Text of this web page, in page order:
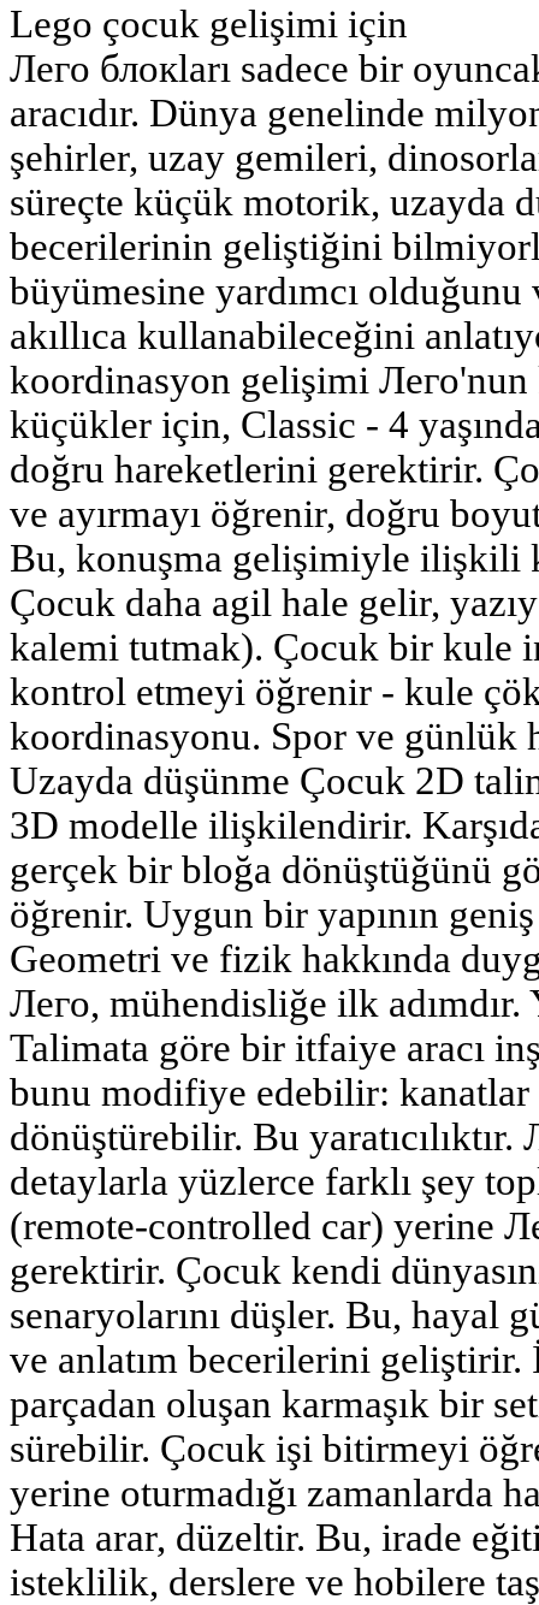
Lego çocuk gelişimi için
Лего блокları sadece bir
aracıdır. Dünya genelinde
şehirler, uzay gemileri,
süreçte küçük motorik, uzayda
becerilerinin geliştiğini
büyümesine yardımcı olduğunu
akıllıca kullanabileceğini
koordinasyon gelişimi
küçükler için, Classic - 4
doğru hareketlerini gerektirir.
ve ayırmayı öğrenir, doğru
Bu, konuşma gelişimiyle ilişkili
Çocuk daha agil hale gelir,
kalemi tutmak). Çocuk bir kule
kontrol etmeyi öğrenir - kule
koordinasyonu. Spor ve günlük
Uzayda düşünme Çocuk 2D
3D modelle ilişkilendirir.
gerçek bir bloğa dönüştüğünü
öğrenir. Uygun bir yapının
Geometri ve fizik hakkında
Лего, mühendisliğe ilk adımdır.
Talimata göre bir itfaiye aracı
bunu modifiye edebilir:
dönüştürebilir. Bu yaratıcılıktır.
detaylarla yüzlerce farklı şey
(remote-controlled car) yerine
gerektirir. Çocuk kendi
senaryolarını düşler. Bu, hayal
ve anlatım becerilerini geliştirir.
parçadan oluşan karmaşık bir
sürebilir. Çocuk işi bitirmeyi
yerine oturmadığı zamanlarda
Hata arar, düzeltir. Bu, irade
isteklilik, derslere ve hobilere